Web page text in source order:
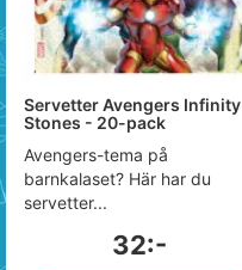
Servetter Avengers Infinity
Stones - 20-pack
Avengers-tema på
barnkalaset? Här har du
servetter...
32:-